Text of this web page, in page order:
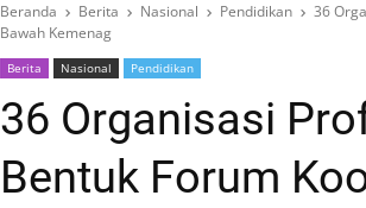
Beranda Berita Nasional Pendidikan
36
Bawah Kemenag
Berita Nasional Pendidikan
36 Organisasi
Bentuk Forum